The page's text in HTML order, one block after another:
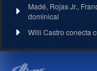
Madé, Rojas Jr.,
dominical
Willi Castro conecta